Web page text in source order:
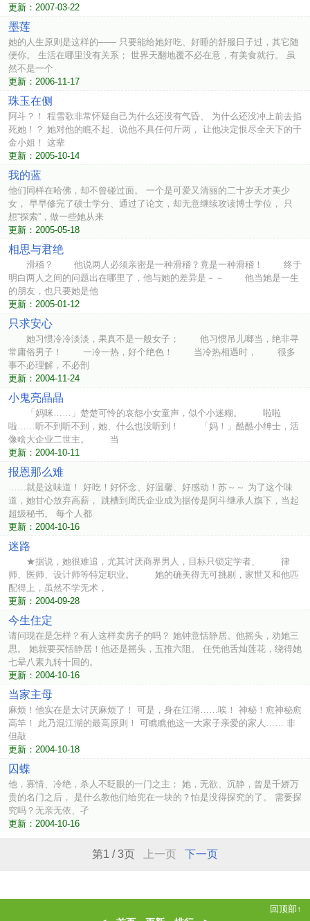
更新：2007-03-22
墨莲
她的人生原则是这样的—— 只要能给她好吃、好睡的舒服日子过，其它随
便你。 生活在哪里没有关系； 世界天翻地覆不必在意，有美食就行。 虽
然不是一个
更新：2006-11-17
珠玉在侧
阿斗？！ 程雪歌非常怀疑自己为什么还没有气昏、 为什么还没冲上前去掐
死她！？ 她对他的瞧不起、说他不具任何斤两， 让他决定恨尽全天下的千
金小姐！ 这辈
更新：2005-10-14
我的蓝
他们同样在哈佛，却不曾碰过面。 一个是可爱又清丽的二十岁天才美少
女， 早早修完了硕士学分、通过了论文，却无意继续攻读博士学位， 只
想“探索”，做一些她从来
更新：2005-05-18
相思与君绝
滑稽？ 他说两人必须亲密是一种滑稽？竟是一种滑稽！ 终于
明白两人之间的问题出在哪里了，他与她的差异是－－ 他当她是一生
的朋友，也只要她是他
更新：2005-01-12
只求安心
她习惯冷冷淡淡，果真不是一般女子； 他习惯吊儿啷当，绝非寻
常庸俗男子！ 一冷一热，好个绝色！ 当冷热相遇时， 很多
事不必理解，不必剖
更新：2004-11-24
小鬼亮晶晶
「妈咪……」楚楚可怜的哀怨小女童声，似个小迷糊。 啦啦
啦……听不到听不到，她、什么也没听到！ 「妈！」酷酷小绅士，活
像啥大企业二世主。 当
更新：2004-10-11
报恩那么难
……就是这味道！ 好吃！好怀念、好温馨、好感动！苏～～ 为了这个味
道，她甘心放弃高薪， 跳槽到周氏企业成为据传是阿斗继承人旗下，当起
超级秘书。 每个人都
更新：2004-10-16
迷路
★据说，她很难追，尤其讨厌商界男人，目标只锁定学者、 律
师、医师、设计师等特定职业。 她的确美得无可挑剔，家世又和他匹
配得上，虽然不学无术，
更新：2004-09-28
今生住定
请问现在是怎样？有人这样卖房子的吗？ 她钟意恬静居。他摇头，劝她三
思。 她就要买恬静居！他还是摇头，五推六阻。 任凭他舌灿莲花，绕得她
七晕八素九转十回的。
更新：2004-10-16
当家主母
麻烦！他实在是太讨厌麻烦了！ 可是，身在江湖……唉！ 神秘！愈神秘愈
高竿！ 此乃混江湖的最高原则！ 可瞧瞧他这一大家子亲爱的家人…… 非
但敲
更新：2004-10-18
囚蝶
他，寡情、冷绝，杀人不眨眼的一门之主； 她，无欲、沉静，曾是千娇万
贵的名门之后， 是什么教他们给兜在一块的？怕是没得探究的了。 需要探
究吗？无亲无依、孑
更新：2004-10-16
第1 / 3页 上一页 下一页
回顶部↑